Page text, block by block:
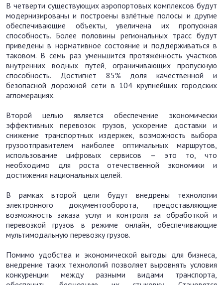
В четверти существующих аэропортовых комплексов будут
модернизированы и построены взлётные полосы и другие
обеспечивающие объекты, увеличена их пропускная
способность. Более половины региональных трасс будут
приведены в нормативное состояние и поддерживаться в
таковом. В семь раз уменьшится протяжённость участков
внутренних водных путей, ограничивающих пропускную
способность. Достигнет 85% доля качественной и
безопасной дорожной сети в 104 крупнейших городских
агломерациях.
Второй целью является обеспечение экономически
эффективных перевозок грузов, ускорение доставки и
снижение транспортных издержек, возможность выбора
грузоотправителем наиболее оптимальных маршрутов,
использование цифровых сервисов – это то, что
необходимо для роста отечественной экономики и
достижения национальных целей.
В рамках второй цели будут внедрены технологии
электронного документооборота, предоставляющие
возможность заказа услуг и контроля за обработкой и
перевозкой грузов в режиме онлайн, обеспечивающие
мультимодальную перевозку грузов.
Помимо удобства и экономической выгоды для бизнеса,
внедрение таких технологий позволяет выровнять условия
конкуренции между разными видами транспорта,